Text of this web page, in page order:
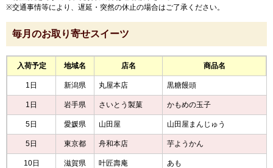
※交通事情等により、遅延・突然の休止の場合はご了承ください。
毎月のお取り寄せスイーツ
入荷予定 地域名 店名 商品名
1日 新潟県 丸屋本店 黒糖饅頭
1日 岩手県 さいとう製菓 かもめの玉子
5日 愛媛県 山田屋 山田屋まんじゅう
5日 東京都 舟和本店 芋ようかん
10日 滋賀県 叶匠壽庵 あも